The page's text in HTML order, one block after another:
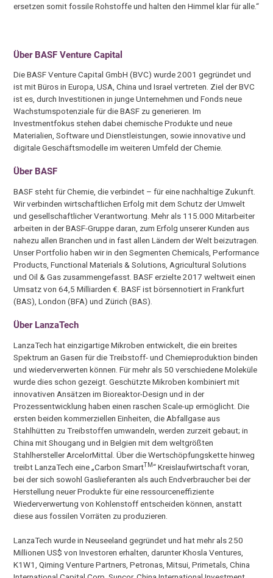
ersetzen somit fossile Rohstoffe und halten den Himmel klar für alle.“
Über BASF Venture Capital
Die BASF Venture Capital GmbH (BVC) wurde 2001 gegründet und
ist mit Büros in Europa, USA, China und Israel vertreten. Ziel der BVC
ist es, durch Investitionen in junge Unternehmen und Fonds neue
Wachstumspotenziale für die BASF zu generieren. Im
Investmentfokus stehen dabei chemische Produkte und neue
Materialien, Software und Dienstleistungen, sowie innovative und
digitale Geschäftsmodelle im weiteren Umfeld der Chemie.
Über BASF
BASF steht für Chemie, die verbindet – für eine nachhaltige Zukunft.
Wir verbinden wirtschaftlichen Erfolg mit dem Schutz der Umwelt
und gesellschaftlicher Verantwortung. Mehr als 115.000 Mitarbeiter
arbeiten in der BASF-Gruppe daran, zum Erfolg unserer Kunden aus
nahezu allen Branchen und in fast allen Ländern der Welt beizutragen.
Unser Portfolio haben wir in den Segmenten Chemicals, Performance
Products, Functional Materials & Solutions, Agricultural Solutions
und Oil & Gas zusammengefasst. BASF erzielte 2017 weltweit einen
Umsatz von 64,5 Milliarden €. BASF ist börsennotiert in Frankfurt
(BAS), London (BFA) und Zürich (BAS).
Über LanzaTech
LanzaTech hat einzigartige Mikroben entwickelt, die ein breites
Spektrum an Gasen für die Treibstoff- und Chemieproduktion binden
und wiederverwerten können. Für mehr als 50 verschiedene Moleküle
wurde dies schon gezeigt. Geschützte Mikroben kombiniert mit
innovativen Ansätzen im Bioreaktor-Design und in der
Prozessentwicklung haben einen raschen Scale-up ermöglicht. Die
ersten beiden kommerziellen Einheiten, die Abfallgase aus
Stahlhütten zu Treibstoffen umwandeln, werden zurzeit gebaut; in
China mit Shougang und in Belgien mit dem weltgrößten
Stahlhersteller ArcelorMittal. Über die Wertschöpfungskette hinweg
treibt LanzaTech eine „Carbon SmartTM“ Kreislaufwirtschaft voran,
bei der sich sowohl Gaslieferanten als auch Endverbraucher bei der
Herstellung neuer Produkte für eine ressourceneffiziente
Wiederverwertung von Kohlenstoff entscheiden können, anstatt
diese aus fossilen Vorräten zu produzieren.
LanzaTech wurde in Neuseeland gegründet und hat mehr als 250
Millionen US$ von Investoren erhalten, darunter Khosla Ventures,
K1W1, Qiming Venture Partners, Petronas, Mitsui, Primetals, China